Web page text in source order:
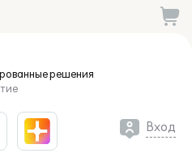
решения
Вход